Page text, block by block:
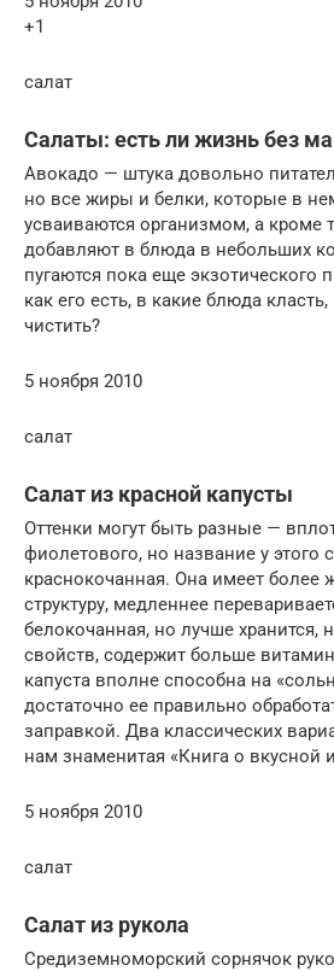
+1
салат
Салаты: есть ли жизнь без
Авокадо — штука довольно
но все жиры и белки, которые в
усваиваются организмом, а кроме
добавляют в блюда в небольших
пугаются пока еще экзотического
как его есть, в какие блюда
чистить?
5 ноября 2010
салат
Салат из красной капусты
Оттенки могут быть разные —
фиолетового, но название у этого
краснокочанная. Она имеет более
структуру, медленнее
белокочанная, но лучше хранится,
свойств, содержит больше
капуста вполне способна на
достаточно ее правильно
заправкой. Два классических
нам знаменитая «Книга о вкусной
5 ноября 2010
салат
Салат из рукола
Средиземноморский сорнячок